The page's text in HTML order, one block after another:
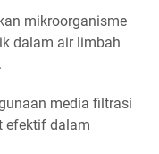
mikroorganisme
dalam air limbah
media filtrasi
efektif dalam